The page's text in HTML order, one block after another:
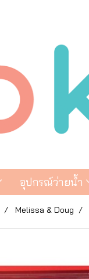
อุปกรณ์ว่ายน้ำ
Melissa & Doug